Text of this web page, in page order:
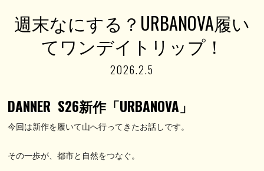
週末なにする？URBANOVA履い
てワンデイトリップ！
2026.2.5
DANNER S26新作「URBANOVA」
今回は新作を履いて山へ行ってきたお話しです。
その一歩が、都市と自然をつなぐ。